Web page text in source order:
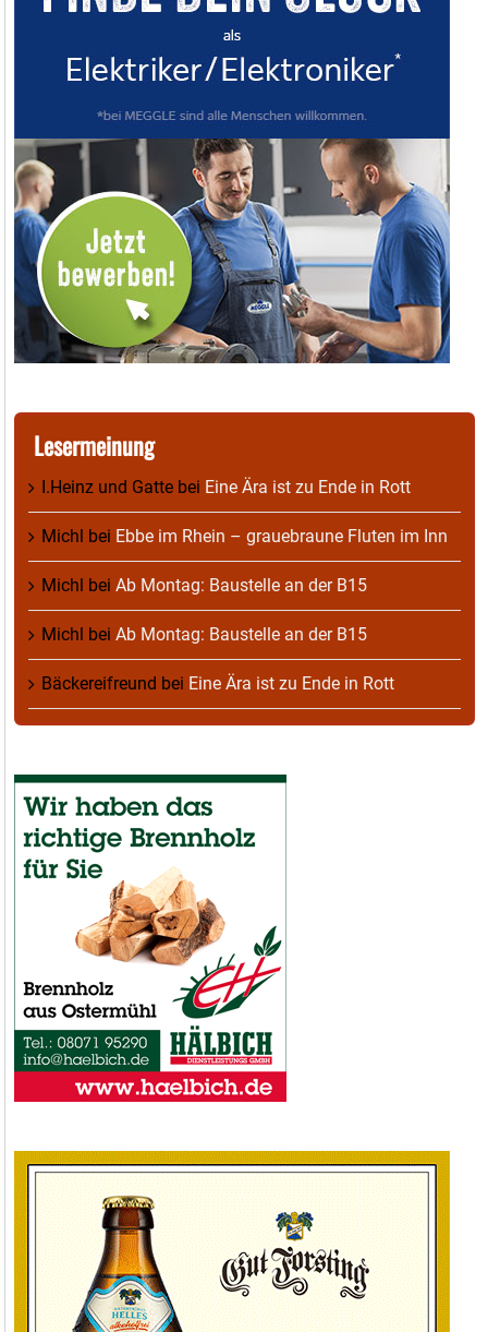
Lesermeinung
I.Heinz und Gatte bei Eine Ära ist zu Ende in Rott
Michl bei Ebbe im Rhein – grauebraune Fluten im Inn
Michl bei Ab Montag: Baustelle an der B15
Michl bei Ab Montag: Baustelle an der B15
Bäckereifreund bei Eine Ära ist zu Ende in Rott